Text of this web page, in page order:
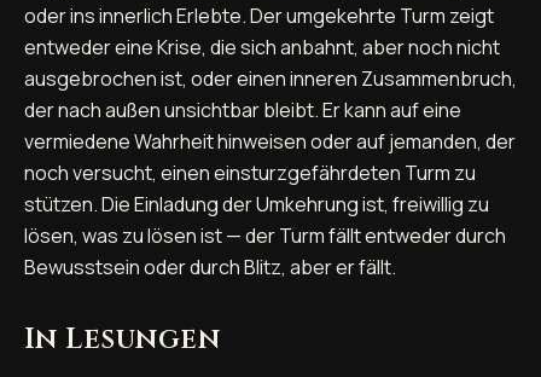
oder ins innerlich Erlebte. Der umgekehrte Turm zeigt
entweder eine Krise, die sich anbahnt, aber noch nicht
ausgebrochen ist, oder einen inneren Zusammenbruch,
der nach außen unsichtbar bleibt. Er kann auf eine
vermiedene Wahrheit hinweisen oder auf jemanden, der
noch versucht, einen einsturzgefährdeten Turm zu
stützen. Die Einladung der Umkehrung ist, freiwillig zu
lösen, was zu lösen ist — der Turm fällt entweder durch
Bewusstsein oder durch Blitz, aber er fällt.
In Lesungen